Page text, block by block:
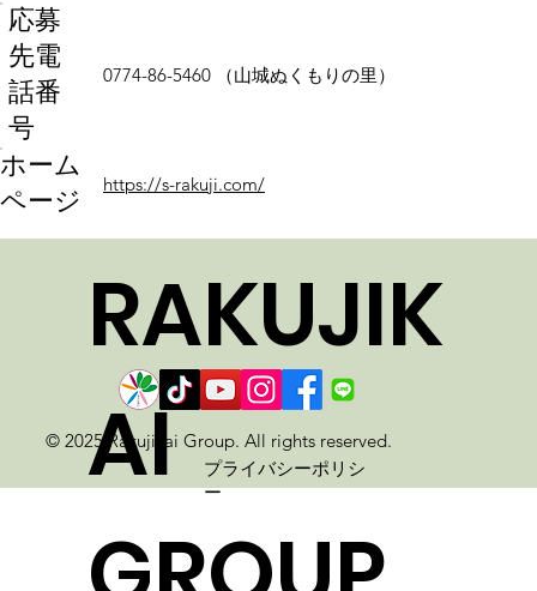
応募
先電
話番
号
0774-86-5460 （山城ぬくもりの里）
ホーム
ページ
https://s-rakuji.com/
© 2025 Rakujikai Group. All rights reserved.
プライバシーポリシ
ー
RAKUJIK
AI